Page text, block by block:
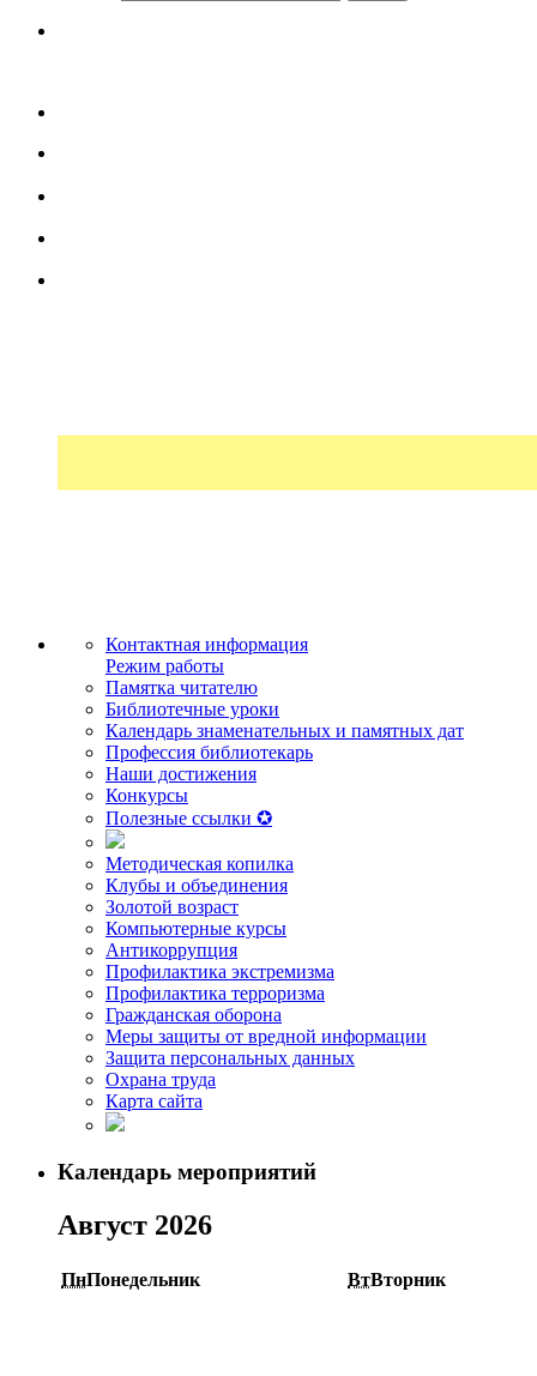
Контактная информация
Режим работы
Памятка читателю
Библиотечные уроки
Календарь знаменательных и памятных дат
Профессия библиотекарь
Наши достижения
Конкурсы
Полезные ссылки ✪
Методическая копилка
Клубы и объединения
Золотой возраст
Компьютерные курсы
Антикоррупция
Профилактика экстремизма
Профилактика терроризма
Гражданская оборона
Меры защиты от вредной информации
Защита персональных данных
Охрана труда
Карта сайта
Календарь мероприятий
Август 2026
ПнПонедельник ВтВторник